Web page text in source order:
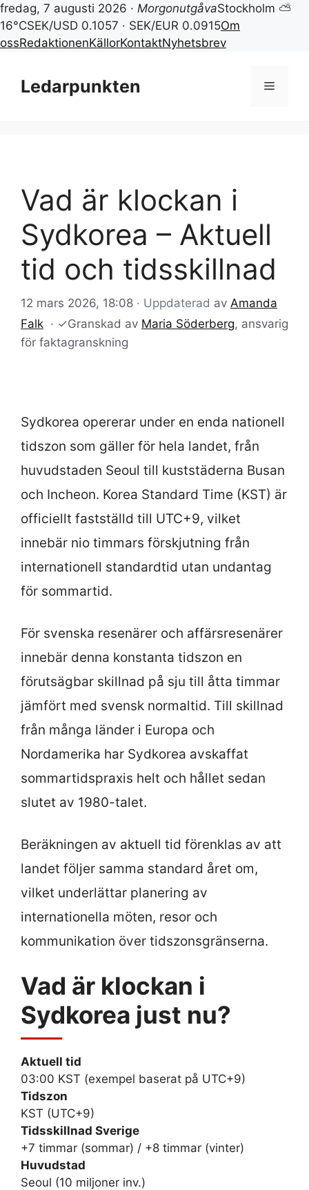
fredag, 7 augusti 2026 · MorgonutgåvaStockholm ⛅
16°CSEK/USD 0.1057 · SEK/EUR 0.0915Om
ossRedaktionenKällorKontaktNyhetsbrev
innehållLedarpunkten Meny
Vad är klockan i
Sydkorea – Aktuell
tid och tidsskillnad
12 mars 2026, 18:08 · Uppdaterad av Amanda
Falk · ✓Granskad av Maria Söderberg, ansvarig
för faktagranskning
Sydkorea opererar under en enda nationell
tidszon som gäller för hela landet, från
huvudstaden Seoul till kuststäderna Busan
och Incheon. Korea Standard Time (KST) är
officiellt fastställd till UTC+9, vilket
innebär nio timmars förskjutning från
internationell standardtid utan undantag
för sommartid.
För svenska resenärer och affärsresenärer
innebär denna konstanta tidszon en
förutsägbar skillnad på sju till åtta timmar
jämfört med svensk normaltid. Till skillnad
från många länder i Europa och
Nordamerika har Sydkorea avskaffat
sommartidspraxis helt och hållet sedan
slutet av 1980-talet.
Beräkningen av aktuell tid förenklas av att
landet följer samma standard året om,
vilket underlättar planering av
internationella möten, resor och
kommunikation över tidszonsgränserna.
Vad är klockan i
Sydkorea just nu?
Aktuell tid
03:00 KST (exempel baserat på UTC+9)
Tidszon
KST (UTC+9)
Tidsskillnad Sverige
+7 timmar (sommar) / +8 timmar (vinter)
Huvudstad
Seoul (10 miljoner inv.)